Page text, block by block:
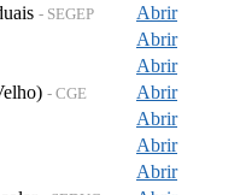
- SEGEP
Abrir
Abrir
Abrir
- CGE
Abrir
Abrir
Abrir
Abrir